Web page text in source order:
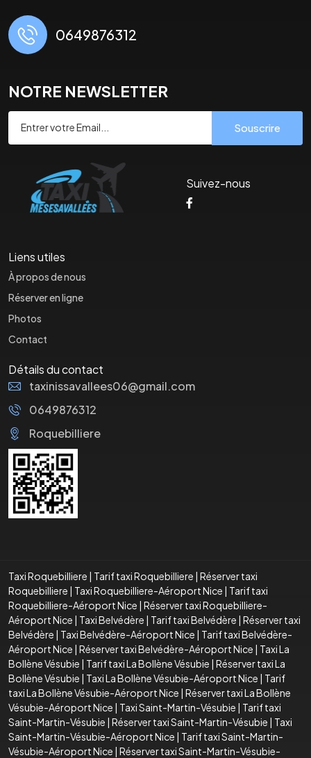
0649876312
NOTRE NEWSLETTER
Souscrire
Suivez-nous
Liens utiles
À propos de nous
Réserver en ligne
Photos
Contact
Détails du contact
taxinissavallees06@gmail.com
0649876312
Roquebilliere
Taxi Roquebilliere | Tarif taxi Roquebilliere | Réserver taxi
Roquebilliere | Taxi Roquebilliere-Aéroport Nice | Tarif taxi
Roquebilliere-Aéroport Nice | Réserver taxi Roquebilliere-
Aéroport Nice | Taxi Belvédère | Tarif taxi Belvédère | Réserver taxi
Belvédère | Taxi Belvédère-Aéroport Nice | Tarif taxi Belvédère-
Aéroport Nice | Réserver taxi Belvédère-Aéroport Nice | Taxi La
Bollène Vésubie | Tarif taxi La Bollène Vésubie | Réserver taxi La
Bollène Vésubie | Taxi La Bollène Vésubie-Aéroport Nice | Tarif
taxi La Bollène Vésubie-Aéroport Nice | Réserver taxi La Bollène
Vésubie-Aéroport Nice | Taxi Saint-Martin-Vésubie | Tarif taxi
Saint-Martin-Vésubie | Réserver taxi Saint-Martin-Vésubie | Taxi
Saint-Martin-Vésubie-Aéroport Nice | Tarif taxi Saint-Martin-
Vésubie-Aéroport Nice | Réserver taxi Saint-Martin-Vésubie-